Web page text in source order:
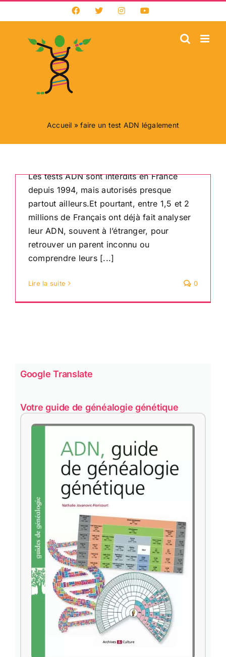
au
Facebook
X InstagramYouTube
Accueil »faire un test ADN légalement
Les Français ont le
droit de faire des
tests ADN – ce que
la loi autorise
vraiment
2025 | A la Une,Blog de généalogie génétique,
Les tests ADN sont interdits en France
depuis 1994, mais autorisés presque
partout ailleurs.Et pourtant, entre 1,5 et 2
millions de Français ont déjà fait analyser
leur ADN, souvent à l’étranger, pour
retrouver un parent inconnu ou
comprendre leurs [...]
Lire la suite 0
Google Translate
Votre guide de généalogie génétique